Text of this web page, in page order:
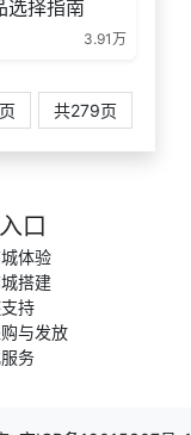
选择指南
3.91万
共279页
口
体验
搭建
持
与发放
务